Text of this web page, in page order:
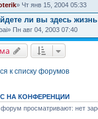
» Чт янв 15, 2004 05:33
ли вы здесь жизнь
» Пн авг 04, 2003 07:40
к списку форумов
НА КОНФЕРЕНЦИИ
просматривают: нет